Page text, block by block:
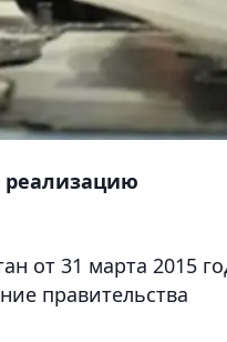
реализацию
от 31 марта 2015
правительства